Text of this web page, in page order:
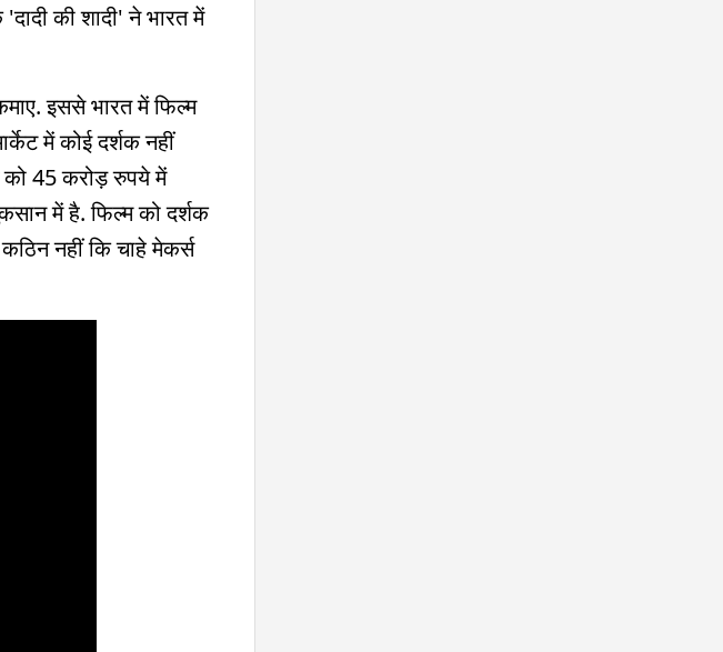
की शादी' ने भारत में
इससे भारत में फिल्म
में कोई दर्शक नहीं
को 45 करोड़ रुपये में
में है. फिल्म को दर्शक
नहीं कि चाहे मेकर्स